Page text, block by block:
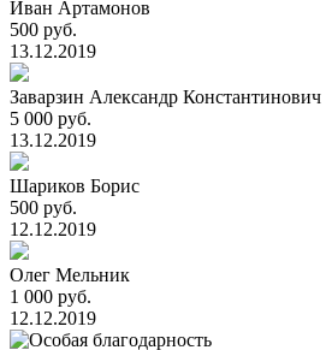
Иван Артамонов
500 руб.
13.12.2019
Заварзин Александр Константинович
5 000 руб.
13.12.2019
Шариков Борис
500 руб.
12.12.2019
Олег Мельник
1 000 руб.
12.12.2019